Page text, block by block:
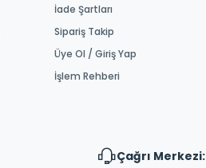
İade Şartları
Sipariş Takip
Üye Ol / Giriş Yap
İşlem Rehberi
Çağrı